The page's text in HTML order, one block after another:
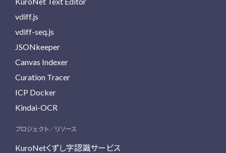
vdiff.js
vdiff-seq.js
JSONkeeper
Canvas Indexer
Curation Tracer
ICP Docker
Kindai-OCR
プロジェクト／リソース
KuroNetくずし字認識サービス